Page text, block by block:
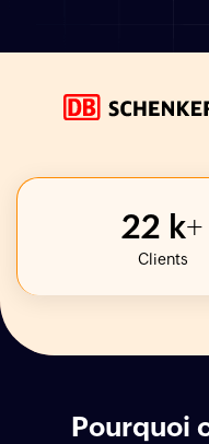
22 k
Clients
Pourquoi